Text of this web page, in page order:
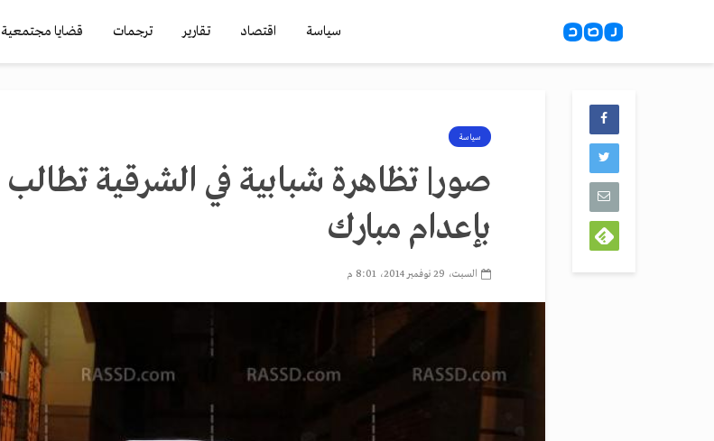
سياسة اقتصاد تقارير ترجمات قضايا مجتمعية
سياسة
صور| تظاهرة شبابية في الشرقية تطالب
بإعدام مبارك
السبت، 29 نوفمبر 2014، 8:01 م